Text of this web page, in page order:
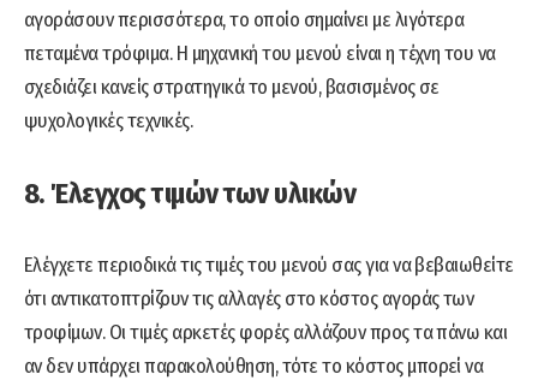
αγοράσουν περισσότερα, το οποίο σημαίνει με λιγότερα
πεταμένα τρόφιμα. Η μηχανική του μενού είναι η τέχνη του να
σχεδιάζει κανείς στρατηγικά το μενού, βασισμένος σε
ψυχολογικές τεχνικές.
8. Έλεγχος τιμών των υλικών
Ελέγχετε περιοδικά τις τιμές του μενού σας για να βεβαιωθείτε
ότι αντικατοπτρίζουν τις αλλαγές στο κόστος αγοράς των
τροφίμων. Οι τιμές αρκετές φορές αλλάζουν προς τα πάνω και
αν δεν υπάρχει παρακολούθηση, τότε το κόστος μπορεί να